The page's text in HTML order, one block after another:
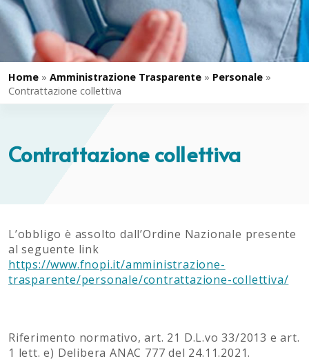
Home » Amministrazione Trasparente » Personale »
Contrattazione collettiva
Contrattazione collettiva
L’obbligo è assolto dall’Ordine Nazionale presente
al seguente link
https://www.fnopi.it/amministrazione-
trasparente/personale/contrattazione-collettiva/
Riferimento normativo, art. 21 D.L.vo 33/2013 e art.
1 lett. e) Delibera ANAC 777 del 24.11.2021.